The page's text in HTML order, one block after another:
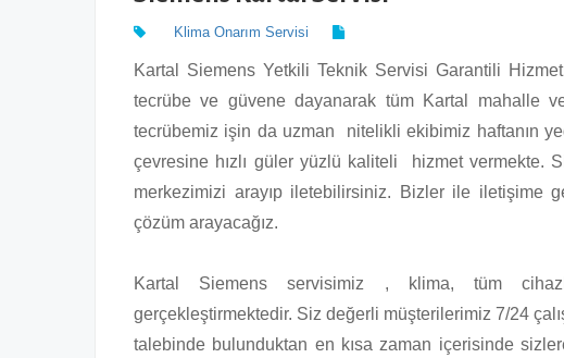
Klima Onarım Servisi
Kartal Siemens Yetkili Teknik Servisi Garantili
tecrübe ve güvene dayanarak tüm Kartal mahalle
tecrübemiz işin da uzman nitelikli ekibimiz haftanın
çevresine hızlı güler yüzlü kaliteli hizmet vermekte.
merkezimizi arayıp iletebilirsiniz. Bizler ile iletişime
çözüm arayacağız.
Kartal Siemens servisimiz , klima, tüm
gerçekleştirmektedir. Siz değerli müşterilerimiz 7/24
talebinde bulunduktan en kısa zaman içerisinde